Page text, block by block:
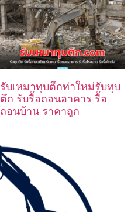
รับเหมาทุบตึกท่าใหม่รับทุบ
ตึก รับรื้อถอนอาคาร รื้อ
ถอนบ้าน ราคาถูก